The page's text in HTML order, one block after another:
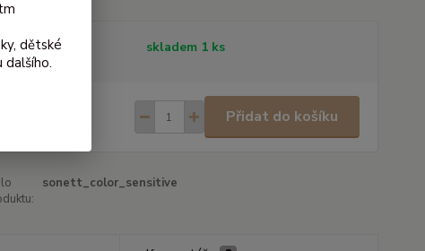
Dostupnost skladem 1 ks
Přidat do košíku
sonett_color_sensitive
dětské
dalšího.